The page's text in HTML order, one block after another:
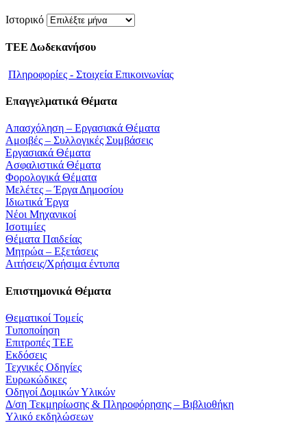
Ιστορικό
ΤΕΕ Δωδεκανήσου
Πληροφορίες - Στοιχεία Επικοινωνίας
Επαγγελματικά Θέματα
Απασχόληση – Εργασιακά Θέματα
Αμοιβές – Συλλογικές Συμβάσεις
Εργασιακά Θέματα
Ασφαλιστικά Θέματα
Φορολογικά Θέματα
Μελέτες – Έργα Δημοσίου
Ιδιωτικά Έργα
Νέοι Μηχανικοί
Ισοτιμίες
Θέματα Παιδείας
Μητρώα – Εξετάσεις
Αιτήσεις/Χρήσιμα έντυπα
Επιστημονικά Θέματα
Θεματικοί Τομείς
Τυποποίηση
Επιτροπές ΤΕΕ
Εκδόσεις
Τεχνικές Οδηγίες
Ευρωκώδικες
Οδηγοί Δομικών Υλικών
Δ/ση Τεκμηρίωσης & Πληροφόρησης – Βιβλιοθήκη
Υλικό εκδηλώσεων